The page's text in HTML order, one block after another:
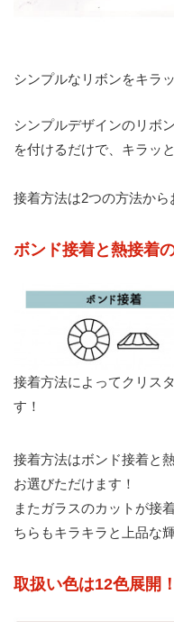
シンプルなリボンをキラ
シンプルデザインのリボ
を付けるだけで、キラッ
接着方法は2つの方法から
ボンド接着と熱接着
接着方法によってクリス
す！
接着方法はボンド接着と
お選びただけます！
またガラスのカットが接
ちらもキラキラと上品な
取扱い色は12色展開！